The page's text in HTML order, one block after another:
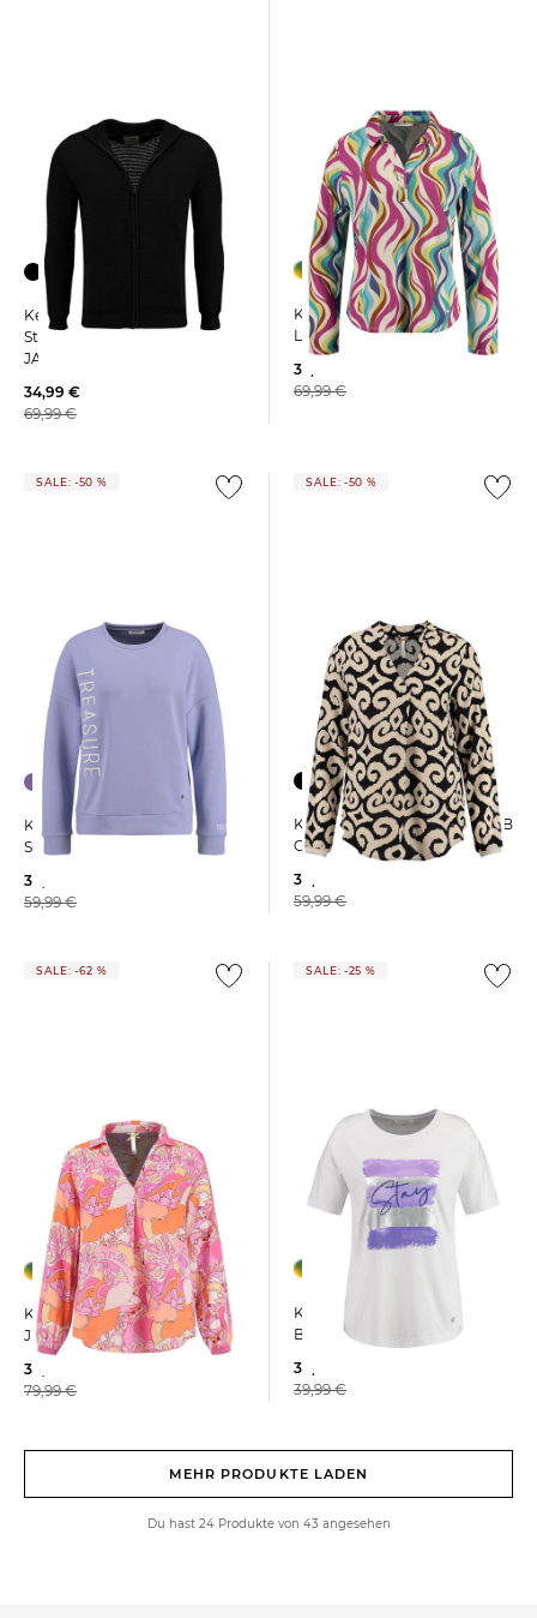
Key Largo | Herren
Strickjacke MST KLSTART
JACKET
34,99 €
69,99 €
Key Largo | Damen
Langarmbluse LUSH
35,99 €
69,99 €
SALE: -50 %
Key Largo | Damen
Sweatshirt WSW TREASURE
30,00 €
59,99 €
SALE: -50 %
Key Largo | Damen Bluse WB
CIRCLE V-NECK Langarm
30,00 €
59,99 €
SALE: -62 %
Key Largo | Damen Bluse
JENNER
30,00 €
79,99 €
SALE: -25 %
Key Largo | Dam T-Shirt WT
BRUSH
30,00 €
39,99 €
MEHR PRODUKTE LADEN
Du hast 24 Produkte von 43 angesehen